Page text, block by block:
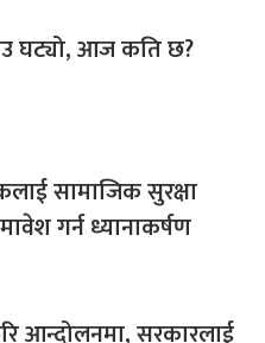
घट्यो, आज कति छ?
सामाजिक सुरक्षा
गर्न ध्यानाकर्षण
आन्दोलनमा, सरकारलाई